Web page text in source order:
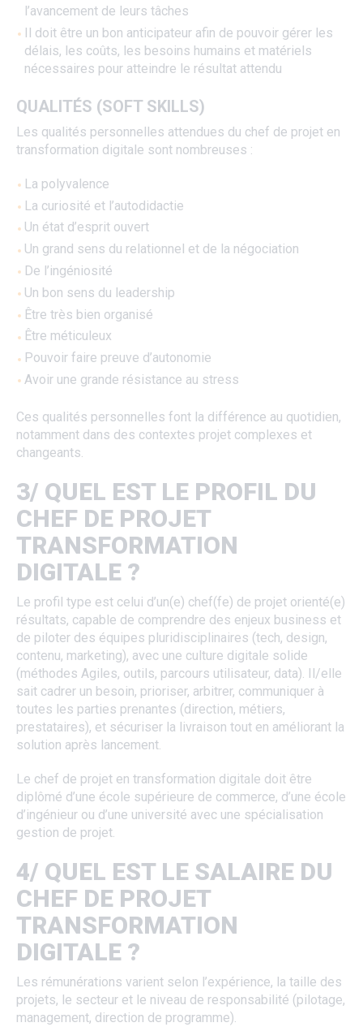
l’avancement de leurs tâches
Il doit être un bon anticipateur afin de pouvoir gérer les
délais, les coûts, les besoins humains et matériels
nécessaires pour atteindre le résultat attendu
QUALITÉS (SOFT SKILLS)
Les qualités personnelles attendues du chef de projet en
transformation digitale sont nombreuses :
La polyvalence
La curiosité et l’autodidactie
Un état d’esprit ouvert
Un grand sens du relationnel et de la négociation
De l’ingéniosité
Un bon sens du leadership
Être très bien organisé
Être méticuleux
Pouvoir faire preuve d’autonomie
Avoir une grande résistance au stress
Ces qualités personnelles font la différence au quotidien,
notamment dans des contextes projet complexes et
changeants.
3/ QUEL EST LE PROFIL DU
CHEF DE PROJET
TRANSFORMATION
DIGITALE ?
Le profil type est celui d’un(e) chef(fe) de projet orienté(e)
résultats, capable de comprendre des enjeux business et
de piloter des équipes pluridisciplinaires (tech, design,
contenu, marketing), avec une culture digitale solide
(méthodes Agiles, outils, parcours utilisateur, data). Il/elle
sait cadrer un besoin, prioriser, arbitrer, communiquer à
toutes les parties prenantes (direction, métiers,
prestataires), et sécuriser la livraison tout en améliorant la
solution après lancement.
Le chef de projet en transformation digitale doit être
diplômé d’une école supérieure de commerce, d’une école
d’ingénieur ou d’une université avec une spécialisation
gestion de projet.
4/ QUEL EST LE SALAIRE DU
CHEF DE PROJET
TRANSFORMATION
DIGITALE ?
Les rémunérations varient selon l’expérience, la taille des
projets, le secteur et le niveau de responsabilité (pilotage,
management, direction de programme).